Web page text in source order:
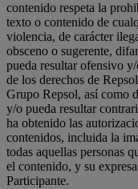
contenido respeta la
texto o contenido de
violencia, de carácter
obsceno o sugerente,
pueda resultar ofensivo
de los derechos de
Grupo Repsol, así como
y/o pueda resultar
ha obtenido las
contenidos, incluida la
todas aquellas personas
el contenido, y su
Participante.